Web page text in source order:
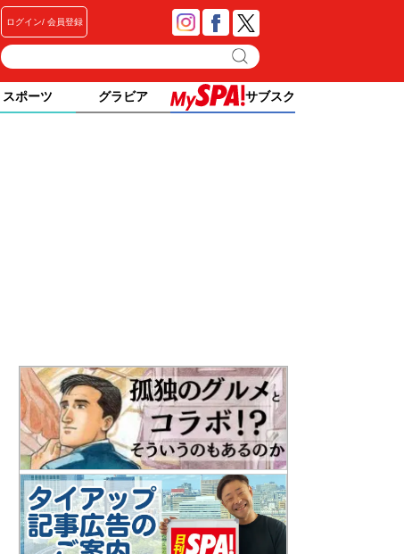
ログイン 会員登録
スポーツ グラビア サブスク